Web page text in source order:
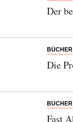
Der
BÜCHER
Die
BÜCHER
Fast